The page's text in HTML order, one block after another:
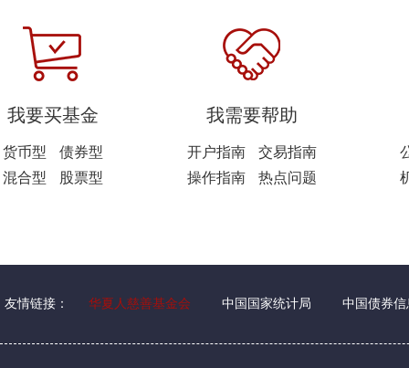
我要买基金
货币型
债券型
混合型
股票型
我需要帮助
开户指南
交易指南
操作指南
热点问题
友情链接： 华夏人慈善基金会 中国国家统计局 中国债券信